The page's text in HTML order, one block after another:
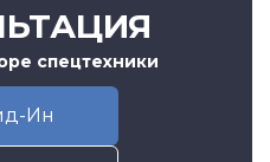
спецтехники
Ин